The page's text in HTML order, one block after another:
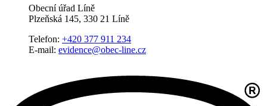
Obecní úřad Líně
Plzeňská 145, 330 21 Líně
Telefon: +420 377 911 234
E-mail: evidence@obec-line.cz